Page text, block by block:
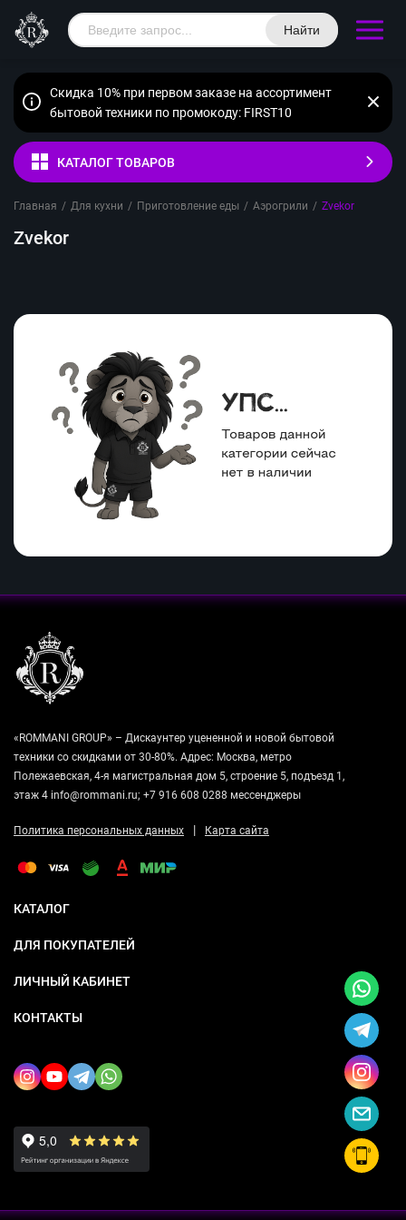
Найти
Скидка 10% при первом заказе на ассортимент
бытовой техники по промокоду: FIRST10
КАТАЛОГ ТОВАРОВ
Главная / Для кухни / Приготовление еды / Аэрогрили / Zvekor
Zvekor
«ROMMANI GROUP» – Дискаунтер уцененной и новой бытовой
техники со скидками от 30-80%. Адрес: Москва, метро
Полежаевская, 4-я магистральная дом 5, строение 5, подъезд 1,
этаж 4 info@rommani.ru; +7 916 608 0288 мессенджеры
Политика персональных данных | Карта сайта
КАТАЛОГ
ДЛЯ ПОКУПАТЕЛЕЙ
ЛИЧНЫЙ КАБИНЕТ
КОНТАКТЫ